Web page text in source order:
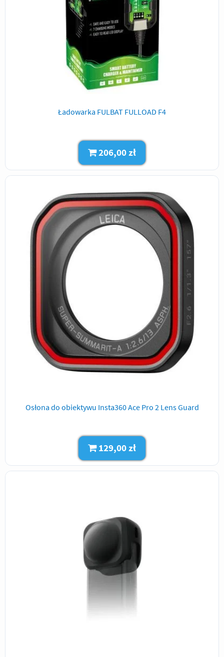
Ładowarka FULBAT FULLOAD F4
206,00 zł
Osłona do obiektywu Insta360 Ace Pro 2 Lens Guard
129,00 zł